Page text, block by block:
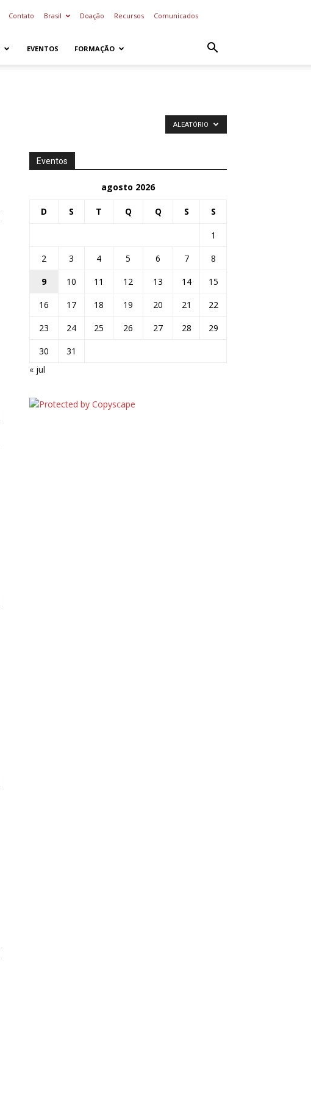
Contato Brasil Doação Recursos Comunicados
EVENTOS FORMAÇÃO
ALEATÓRIO
Eventos
agosto 2026
D S T Q Q S S
1
2
3 4 5 6 7
8
9
10 11 12 13 14
15
16
17 18 19 20 21
22
23
24 25 26 27 28
29
30
31
« jul